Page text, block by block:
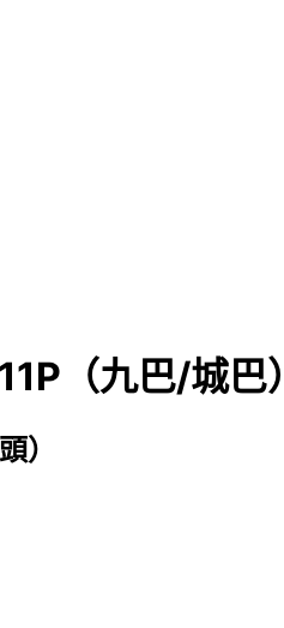
（九巴/城巴）
）